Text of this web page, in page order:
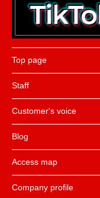
Top page
Staff
Customer's voice
Blog
Access map
Company profile